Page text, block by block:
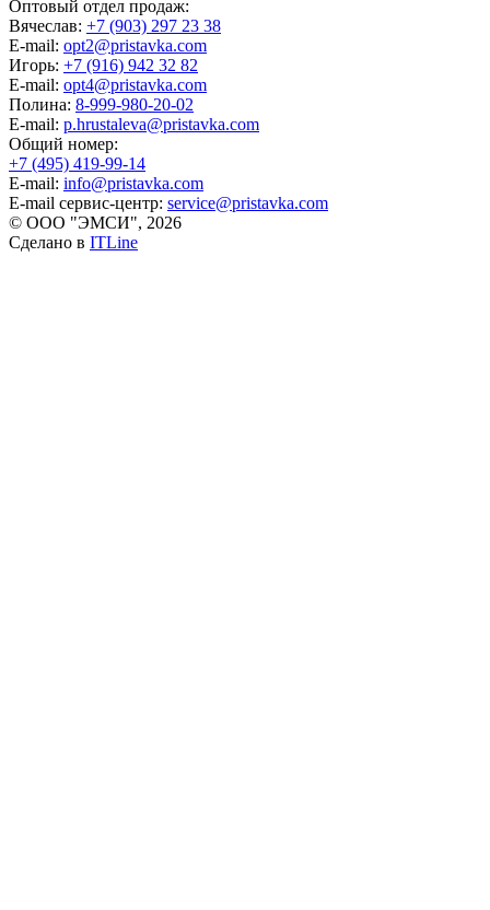
Оптовый отдел продаж:
Вячеслав: +7 (903) 297 23 38
E-mail: opt2@pristavka.com
Игорь: +7 (916) 942 32 82
E-mail: opt4@pristavka.com
Полина: 8-999-980-20-02
E-mail: p.hrustaleva@pristavka.com
Общий номер:
+7 (495) 419-99-14
E-mail: info@pristavka.com
E-mail сервис-центр: service@pristavka.com
© ООО "ЭМСИ", 2026
Сделано в ITLine